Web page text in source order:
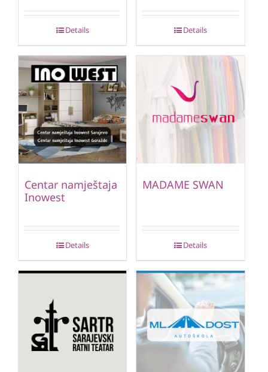
Details Details
Centar namještaja
Inowest
Details
MADAME SWAN
Details